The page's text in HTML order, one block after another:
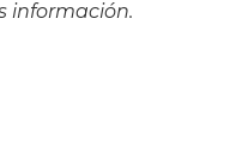
información.